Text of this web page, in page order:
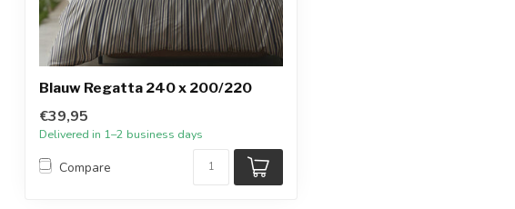
Blauw Regatta 240 x 200/220
€39,95
Delivered in 1–2 business days
Compare